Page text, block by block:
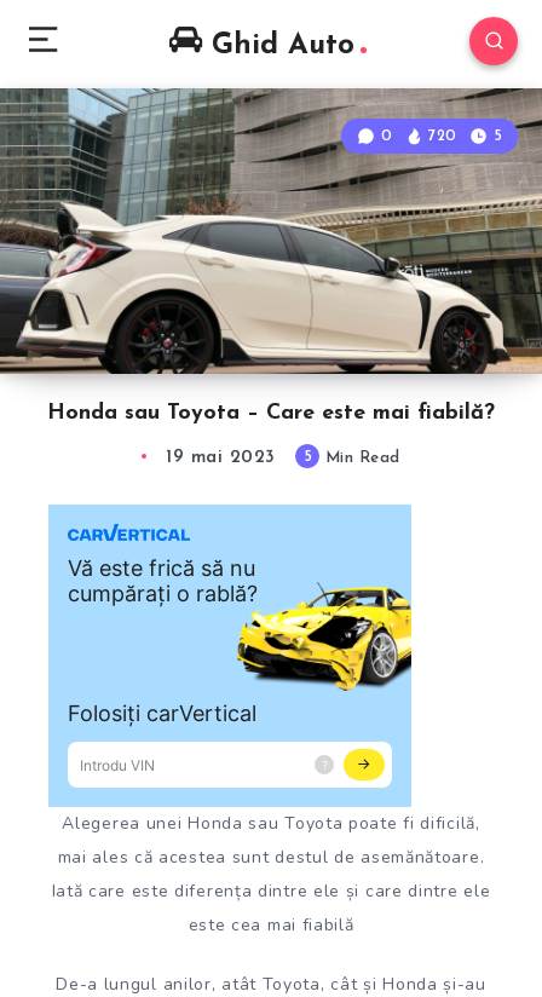
Ghid Auto
0 720 5
Honda sau Toyota – Care este mai fiabilă?
19 mai 2023 5 Min Read
Alegerea unei Honda sau Toyota poate fi dificilă,
mai ales că acestea sunt destul de asemănătoare.
Iată care este diferența dintre ele și care dintre ele
este cea mai fiabilă
De-a lungul anilor, atât Toyota, cât și Honda și-au